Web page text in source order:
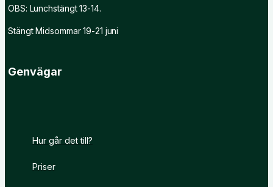
OBS: Lunchstängt 13-14.
Stängt Midsommar 19-21 juni
Genvägar
Hur går det till?
Priser